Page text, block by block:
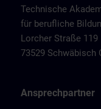
Technische
für berufliche
Lorcher Straße 119
73529 Schwäbisch
Ansprechpartner